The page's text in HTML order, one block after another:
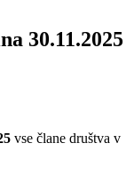
30.11.2025
vse člane društva v